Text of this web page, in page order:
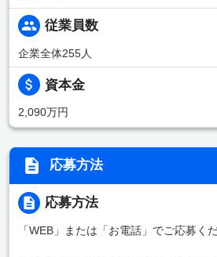
従業員数
企業全体255人
資本金
2,090万円
応募方法
応募方法
「WEB」または「お電話」でご応募く